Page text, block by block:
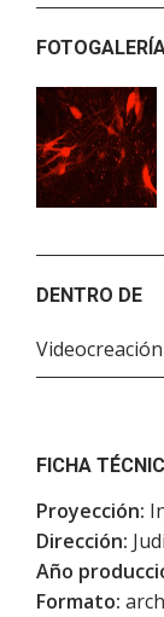
DENTRO DE
FICHA
Proyección:
Dirección:
Año
Formato: